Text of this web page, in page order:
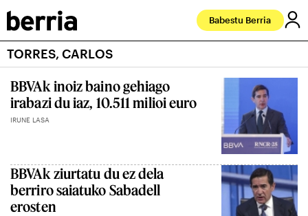
Babestu Berria
TORRES, CARLOS
BBVAk inoiz baino gehiago
irabazi du iaz, 10.511 milioi euro
IRUNE LASA
BBVAk ziurtatu du ez dela
berriro saiatuko Sabadell
erosten